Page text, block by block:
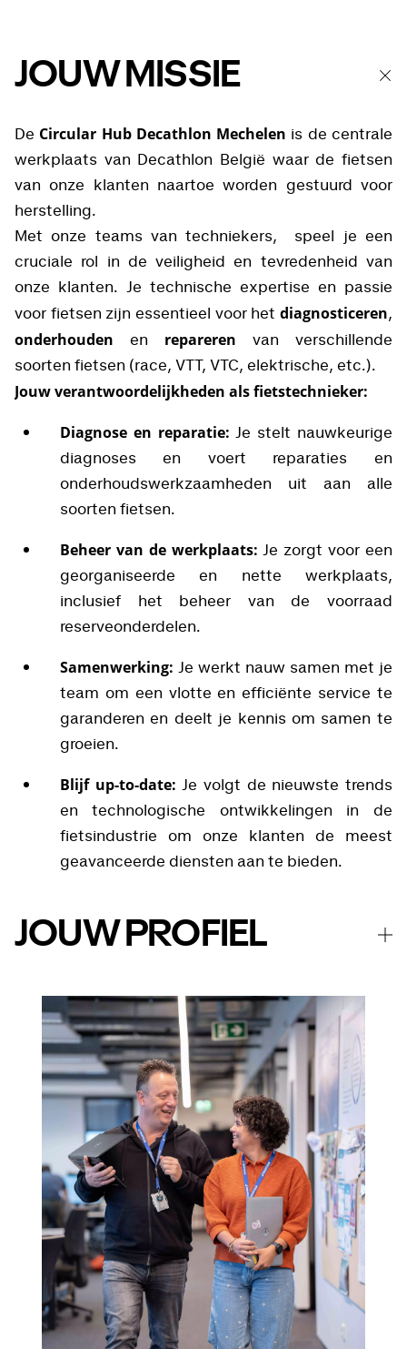
JOUW MISSIE
De Circular Hub Decathlon Mechelen is de centrale
werkplaats van Decathlon België waar de fietsen
van onze klanten naartoe worden gestuurd voor
herstelling.
Met onze teams van techniekers, speel je een
cruciale rol in de veiligheid en tevredenheid van
onze klanten. Je technische expertise en passie
voor fietsen zijn essentieel voor het diagnosticeren,
onderhouden en repareren
van verschillende
soorten fietsen (race, VTT, VTC, elektrische, etc.).
Jouw verantwoordelijkheden als fietstechnieker:
Diagnose en reparatie:
Je stelt nauwkeurige
diagnoses en voert reparaties en
onderhoudswerkzaamheden uit aan alle
soorten fietsen.
Beheer van de werkplaats: Je zorgt voor een
georganiseerde en nette werkplaats,
inclusief het beheer van de voorraad
reserveonderdelen.
Samenwerking: Je werkt nauw samen met je
team om een vlotte en efficiënte service te
garanderen en deelt je kennis om samen te
groeien.
Blijf up-to-date:
Je volgt de nieuwste trends
en technologische ontwikkelingen in de
fietsindustrie om onze klanten de meest
geavanceerde diensten aan te bieden.
JOUW PROFIEL
Je hebt eenopleiding fietstechniek
gevolgd
enervaringmet hetherstellen van alle
soorten fietsen.
Je maakt op een zelfstandige manier graag
het verschil, omsamen met je team
de
planning af te werken.
Je werkt
nauwkeurigen efficiënt, om onze
klanten de beste dienstverlening te bieden.
Je ziet jezelf als
stressbestendigen als
iemand die graagoplossingsgerichtte werk
gaat.
Praktisch: